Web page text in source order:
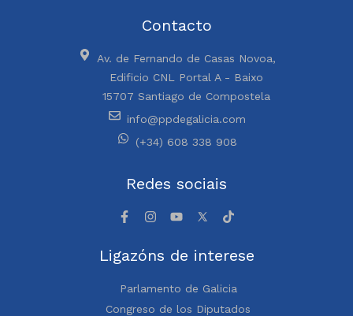
Contacto
Av. de Fernando de Casas Novoa,
Edificio CNL Portal A - Baixo
15707 Santiago de Compostela
info@ppdegalicia.com
(+34) 608 338 908
Redes sociais
Ligazóns de interese
Parlamento de Galicia
Congreso de los Diputados